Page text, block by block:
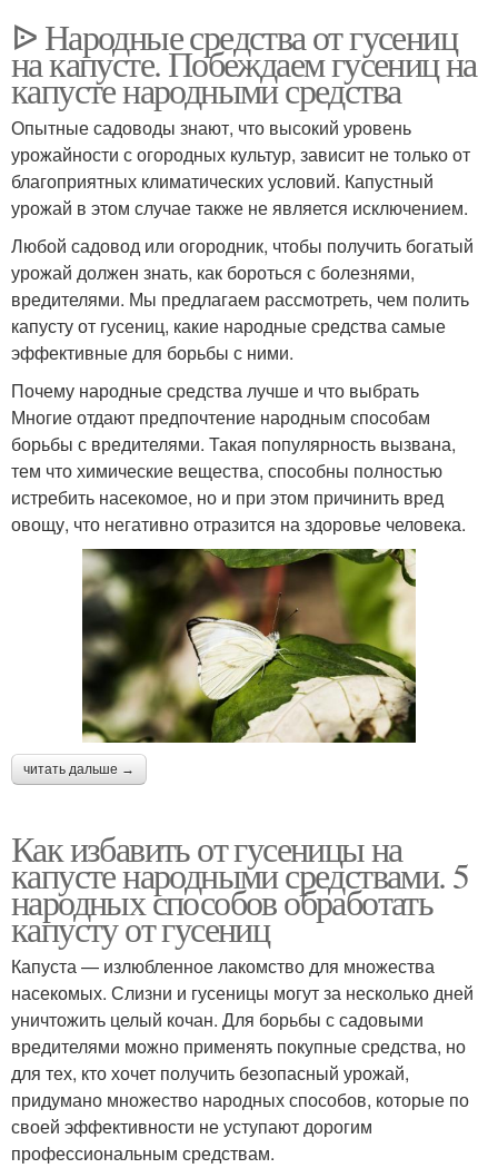
ᐉ Народные средства от гусениц
на капусте. Побеждаем гусениц на
капусте народными средства
Опытные садоводы знают, что высокий уровень
урожайности с огородных культур, зависит не только от
благоприятных климатических условий. Капустный
урожай в этом случае также не является исключением.
Любой садовод или огородник, чтобы получить богатый
урожай должен знать, как бороться с болезнями,
вредителями. Мы предлагаем рассмотреть, чем полить
капусту от гусениц, какие народные средства самые
эффективные для борьбы с ними.
Почему народные средства лучше и что выбрать
Многие отдают предпочтение народным способам
борьбы с вредителями. Такая популярность вызвана,
тем что химические вещества, способны полностью
истребить насекомое, но и при этом причинить вред
овощу, что негативно отразится на здоровье человека.
читать дальше →
Как избавить от гусеницы на
капусте народными средствами. 5
народных способов обработать
капусту от гусениц
Капуста — излюбленное лакомство для множества
насекомых. Слизни и гусеницы могут за несколько дней
уничтожить целый кочан. Для борьбы с садовыми
вредителями можно применять покупные средства, но
для тех, кто хочет получить безопасный урожай,
придумано множество народных способов, которые по
своей эффективности не уступают дорогим
профессиональным средствам.